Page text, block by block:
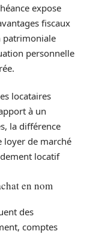
expose
fiscaux
patrimoniale
personnelle
locataires
à un
la différence
loyer de marché
locatif
en nom
des
comptes